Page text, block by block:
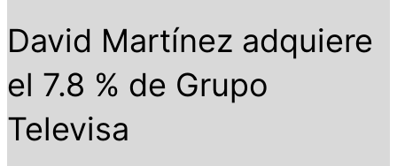
David Martínez adquiere
el 7.8 % de Grupo
Televisa